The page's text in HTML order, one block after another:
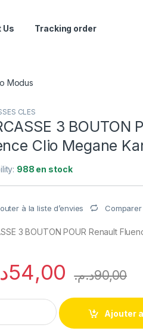
Us Tracking order
Modus
CLES
3 BOUTON
Clio Megane
988 en stock
à la liste d’envies Comparer
3 BOUTON POUR Renault
54,00 90,00د.م.
3 BOUTON POUR Renault
Ajouter